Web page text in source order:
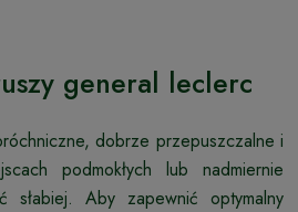
general leclerc
dobrze przepuszczalne i
podmokłych lub nadmiernie
słabiej. Aby zapewnić optymalny